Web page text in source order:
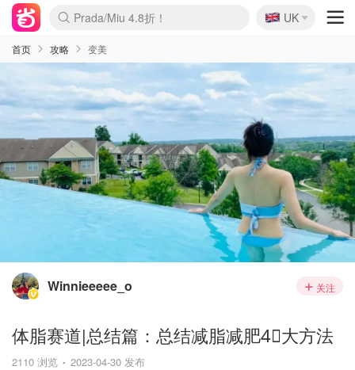
麦卢卡蜂蜜夏促！个位数！
Prada/Miu 4.8折！
啥？必胜客披萨5折！
🇬🇧
UK
首页 攻略 变美
Winnieeeee_o 关注
体脂赛道|总结篇：总结减脂减肥4⃣️大方法
2110 浏览 2023-04-30 发布